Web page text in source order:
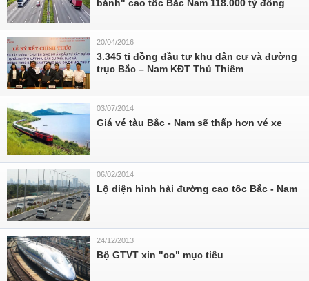
bánh" cao tốc Bắc Nam 118.000 tỷ đồng
20/04/2016
3.345 tỉ đồng đầu tư khu dân cư và đường
trục Bắc – Nam KĐT Thủ Thiêm
03/07/2014
Giá vé tàu Bắc - Nam sẽ thấp hơn vé xe
06/02/2014
Lộ diện hình hài đường cao tốc Bắc - Nam
24/12/2013
Bộ GTVT xin "co" mục tiêu